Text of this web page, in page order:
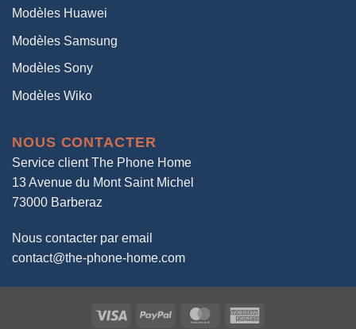
Modèles Huawei
Modèles Samsung
Modèles Sony
Modèles Wiko
NOUS CONTACTER
Service client The Phone Home
13 Avenue du Mont Saint Michel
73000 Barberaz
Nous contacter par email
contact@the-phone-home.com
Visa PayPal MasterCard